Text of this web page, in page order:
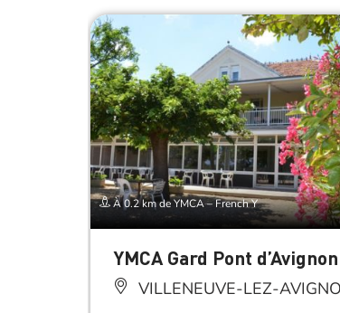
À 0.2 km de YMCA – French Y
YMCA Gard Pont d’Avignon
VILLENEUVE-LEZ-